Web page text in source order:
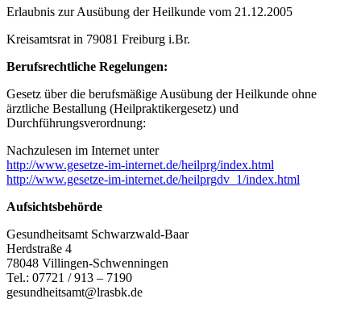
Erlaubnis zur Ausübung der Heilkunde vom 21.12.2005
Kreisamtsrat in 79081 Freiburg i.Br.
Berufsrechtliche Regelungen:
Gesetz über die berufsmäßige Ausübung der Heilkunde ohne
ärztliche Bestallung (Heilpraktikergesetz) und
Durchführungsverordnung:
Nachzulesen im Internet unter
http://www.gesetze-im-internet.de/heilprg/index.html
http://www.gesetze-im-internet.de/heilprgdv_1/index.html
Aufsichtsbehörde
Gesundheitsamt Schwarzwald-Baar
Herdstraße 4
78048 Villingen-Schwenningen
Tel.: 07721 / 913 – 7190
gesundheitsamt@lrasbk.de